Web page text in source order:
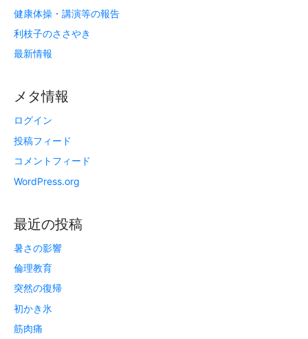
健康体操・講演等の報告
利枝子のささやき
最新情報
メタ情報
ログイン
投稿フィード
コメントフィード
WordPress.org
最近の投稿
暑さの影響
倫理教育
突然の復帰
初かき氷
筋肉痛